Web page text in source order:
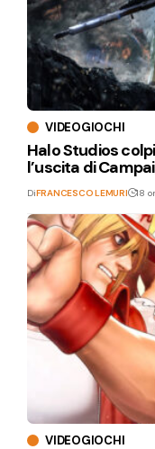
VIDEOGIOCHI
Halo Studios
l’uscita di
DiFRANCESCO LEMURI 18
VIDEOGIOCHI